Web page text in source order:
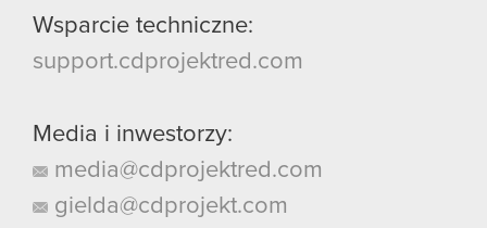
Wsparcie techniczne:
support.cdprojektred.com
Media i inwestorzy:
media@cdprojektred.com
gielda@cdprojekt.com